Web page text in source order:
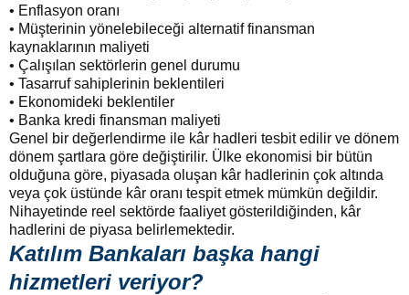
• Enflasyon oranı
• Müşterinin yönelebileceği alternatif finansman
kaynaklarının maliyeti
• Çalışılan sektörlerin genel durumu
• Tasarruf sahiplerinin beklentileri
• Ekonomideki beklentiler
• Banka kredi finansman maliyeti
Genel bir değerlendirme ile kâr hadleri tesbit edilir ve dönem
dönem şartlara göre değiştirilir. Ülke ekonomisi bir bütün
olduğuna göre, piyasada oluşan kâr hadlerinin çok altında
veya çok üstünde kâr oranı tespit etmek mümkün değildir.
Nihayetinde reel sektörde faaliyet gösterildiğinden, kâr
hadlerini de piyasa belirlemektedir.
Katılım Bankaları başka hangi
hizmetleri veriyor?